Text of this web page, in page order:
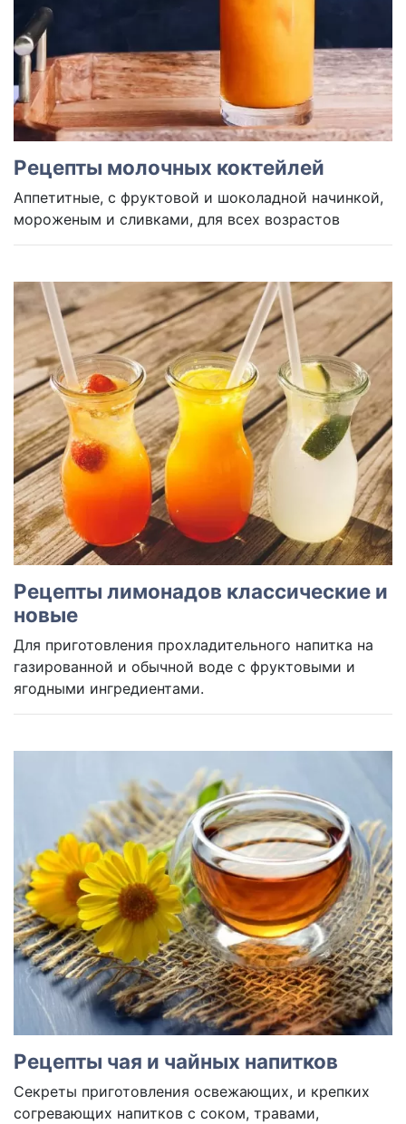
Рецепты молочных коктейлей
Аппетитные, с фруктовой и шоколадной начинкой,
мороженым и сливками, для всех возрастов
Рецепты лимонадов классические и
новые
Для приготовления прохладительного напитка на
газированной и обычной воде с фруктовыми и
ягодными ингредиентами.
Рецепты чая и чайных напитков
Секреты приготовления освежающих, и крепких
согревающих напитков с соком, травами,